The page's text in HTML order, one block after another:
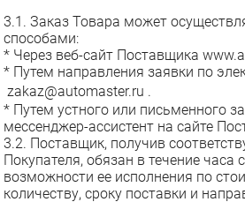
3.1. Заказ Товара может
способами:
* Через веб-сайт Поставщика
* Путем направления заявки по
zakaz@automaster.ru .
* Путем устного или письменного
мессенджер-ассистент на сайте
3.2. Поставщик, получив
Покупателя, обязан в течение часа
возможности ее исполнения по
количеству, сроку поставки и